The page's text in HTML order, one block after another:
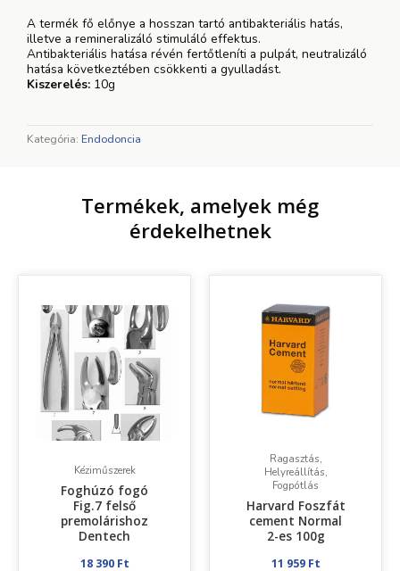
A termék fő előnye a hosszan tartó antibakteriális hatás,
illetve a remineralizáló stimuláló effektus.
Antibakteriális hatása révén fertőtleníti a pulpát, neutralizáló
hatása következtében csökkenti a gyulladást.
Kiszerelés: 10g
Kategória: Endodoncia
Termékek, amelyek még
érdekelhetnek
Kéziműszerek
Foghúzó fogó
Fig.7 felső
premolárishoz
Dentech
18 390 Ft
Ragasztás,
Helyreállítás,
Fogpótlás
Harvard Foszfát
cement Normal
2-es 100g
11 959 Ft